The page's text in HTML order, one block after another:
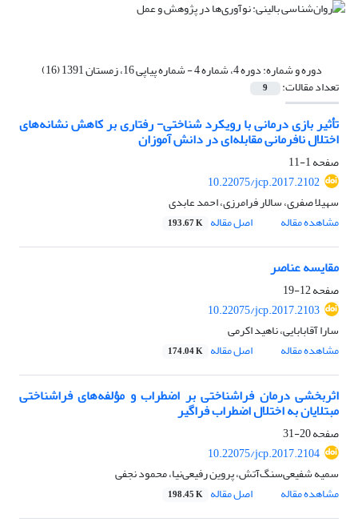
دوره و شماره:دوره 4، شماره 4 - شماره پیاپی 16، زمستان 1391 (16)
تعداد مقالات: 9
تأثیر بازی درمانی با رویکرد شناختی- رفتاری بر کاهش نشانه‌های
اختلال نافرمانی مقابله‌ای در دانش آموزان
صفحه1-11
10.22075/jcp.2017.2102
سهیلا صفری، سالار فرامرزی، احمد عابدی
مشاهده مقاله
اصل مقاله 193.67 K
مقایسه عناصر
صفحه12-19
10.22075/jcp.2017.2103
سارا آقابابایی، ناهید اکرمی
مشاهده مقاله
اصل مقاله 174.04 K
اثربخشی درمان فراشناختی بر اضطراب و مؤلفه‌های فراشناختی
مبتلایان به اختلال اضطراب فراگیر
صفحه20-31
10.22075/jcp.2017.2104
سمیه شفیعی‌سنگ‌آتش، پروین رفیعی‌نیا، محمود نجفی
مشاهده مقاله
اصل مقاله 198.45 K